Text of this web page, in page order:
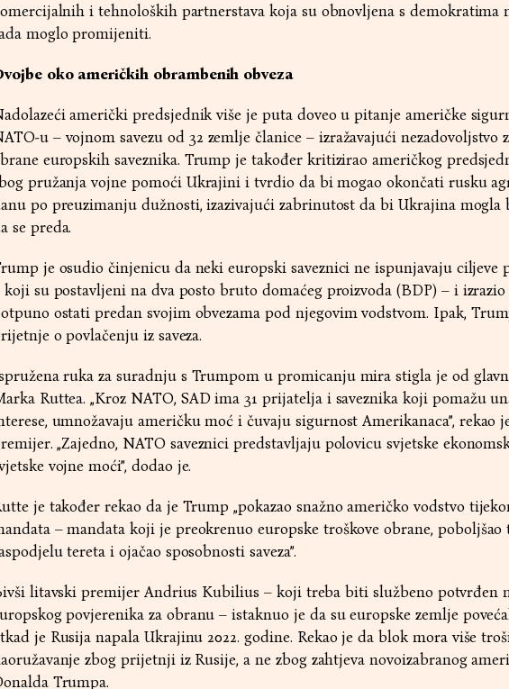
i tehnoloških partnerstava koja su obnovljena s demokratima
moglo promijeniti.
oko američkih obrambenih obveza
američki predsjednik više je puta doveo u pitanje američke
u – vojnom savezu od 32 zemlje članice – izražavajući nezadovoljstvo
europskih saveznika. Trump je također kritizirao američkog
pružanja vojne pomoći Ukrajini i tvrdio da bi mogao okončati rusku
po preuzimanju dužnosti, izazivajući zabrinutost da bi Ukrajina
se preda.
je osudio činjenicu da neki europski saveznici ne ispunjavaju ciljeve
koji su postavljeni na dva posto bruto domaćeg proizvoda (BDP) – i
ostati predan svojim obvezama pod njegovim vodstvom. Ipak,
o povlačenju iz saveza.
ruka za suradnju s Trumpom u promicanju mira stigla je od
Ruttea. „Kroz NATO, SAD ima 31 prijatelja i saveznika koji pomažu
umnožavaju američku moć i čuvaju sigurnost Amerikanaca”, rekao
„Zajedno, NATO saveznici predstavljaju polovicu svjetske
vojne moći”, dodao je.
je također rekao da je Trump „pokazao snažno američko vodstvo
– mandata koji je preokrenuo europske troškove obrane,
tereta i ojačao sposobnosti saveza”.
litavski premijer Andrius Kubilius – koji treba biti službeno potvrđen
povjerenika za obranu – istaknuo je da su europske zemlje
je Rusija napala Ukrajinu 2022. godine. Rekao je da blok mora više
zbog prijetnji iz Rusije, a ne zbog zahtjeva novoizabranog
Trumpa.